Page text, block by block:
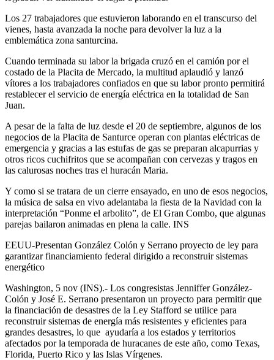
Los 27 trabajadores que estuvieron laborando en el transcurso del
vienes, hasta avanzada la noche para devolver la luz a la
emblemática zona santurcina.
Cuando terminada su labor la brigada cruzó en el camión por el
costado de la Placita de Mercado, la multitud aplaudió y lanzó
vítores a los trabajadores confiados en que su labor pronto permitirá
restablecer el servicio de energía eléctrica en la totalidad de San
Juan.
A pesar de la falta de luz desde el 20 de septiembre, algunos de los
negocios de la Placita de Santurce operan con plantas eléctricas de
emergencia y gracias a las estufas de gas se preparan alcapurrias y
otros ricos cuchifritos que se acompañan con cervezas y tragos en
las calurosas noches tras el huracán Maria.
Y como si se tratara de un cierre ensayado, en uno de esos negocios,
la música de salsa en vivo adelantaba la fiesta de la Navidad con la
interpretación “Ponme el arbolito”, de El Gran Combo, que algunas
parejas bailaron animadas en plena la calle. INS
EEUU-Presentan González Colón y Serrano proyecto de ley para
garantizar financiamiento federal dirigido a reconstruir sistemas
energético
Washington, 5 nov (INS).- Los congresistas Jenniffer González-
Colón y José E. Serrano presentaron un proyecto para permitir que
la financiación de desastres de la Ley Stafford se utilice para
reconstruir sistemas de energía más resistentes y eficientes para
grandes desastres, lo que ayudaría a los estados y territorios
afectados por la temporada de huracanes de este año, como Texas,
Florida, Puerto Rico y las Islas Vírgenes.